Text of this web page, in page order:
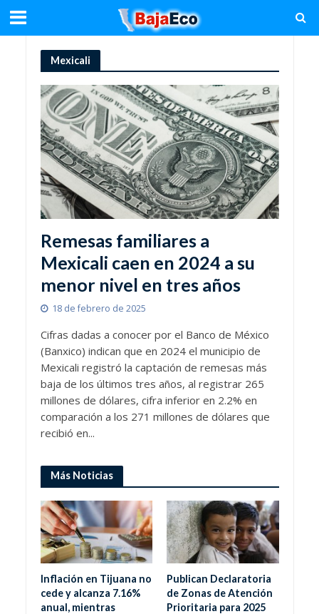
Mexicali
Remesas familiares a
Mexicali caen en 2024 a su
menor nivel en tres años
18 de febrero de 2025
Cifras dadas a conocer por el Banco de México
(Banxico) indican que en 2024 el municipio de
Mexicali registró la captación de remesas más
baja de los últimos tres años, al registrar 265
millones de dólares, cifra inferior en 2.2% en
comparación a los 271 millones de dólares que
recibió en...
Más Noticias
Inflación en Tijuana no
cede y alcanza 7.16%
anual, mientras
Publican Declaratoria
de Zonas de Atención
Prioritaria para 2025